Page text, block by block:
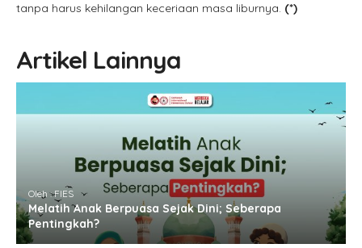
tanpa harus kehilangan keceriaan masa liburnya. (*)
Artikel Lainnya
Oleh : FIES
Melatih Anak Berpuasa Sejak Dini; Seberapa
Pentingkah?